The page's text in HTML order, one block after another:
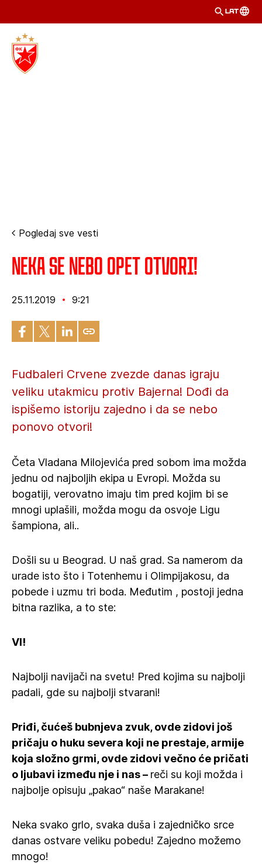
LAT
Pogledaj sve vesti
NEKA SE NEBO OPET OTVORI!
25.11.2019 9:21
Fudbaleri Crvene zvezde danas igraju
veliku utakmicu protiv Bajerna! Dođi da
ispišemo istoriju zajedno i da se nebo
ponovo otvori!
Četa Vladana Milojevića pred sobom ima možda
jednu od najboljih ekipa u Evropi. Možda su
bogatiji, verovatno imaju tim pred kojim bi se
mnogi uplašili, možda mogu da osvoje Ligu
šampiona, ali..
Došli su u Beograd. U naš grad. Sa namerom da
urade isto što i Totenhemu i Olimpijakosu, da
pobede i uzmu tri boda. Međutim , postoji jedna
bitna razlika, a to ste:
VI!
Najbolji navijači na svetu! Pred kojima su najbolji
padali, gde su najbolji stvarani!
Priđi, čućeš bubnjeva zvuk, ovde zidovi još
pričaju o huku severa koji ne prestaje, armije
koja složno grmi, ovde zidovi večno će pričati
o ljubavi između nje i nas – reči su koji možda i
najbolje opisuju „pakao“ naše Marakane!
Neka svako grlo, svaka duša i zajedničko srce
danas ostvare veliku pobedu! Zajedno možemo
mnogo!